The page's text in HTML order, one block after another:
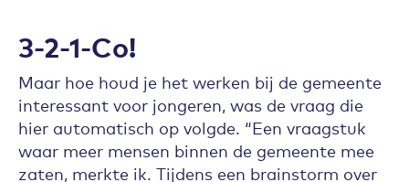
3-2-1-Co!
Maar hoe houd je het werken bij de gemeente
interessant voor jongeren, was de vraag die
hier automatisch op volgde. “Een vraagstuk
waar meer mensen binnen de gemeente mee
zaten, merkte ik. Tijdens een brainstorm over